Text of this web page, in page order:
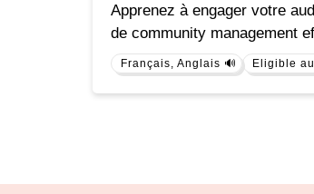
Apprenez à engager votre
de community management
Français, Anglais 🔊 Eligible